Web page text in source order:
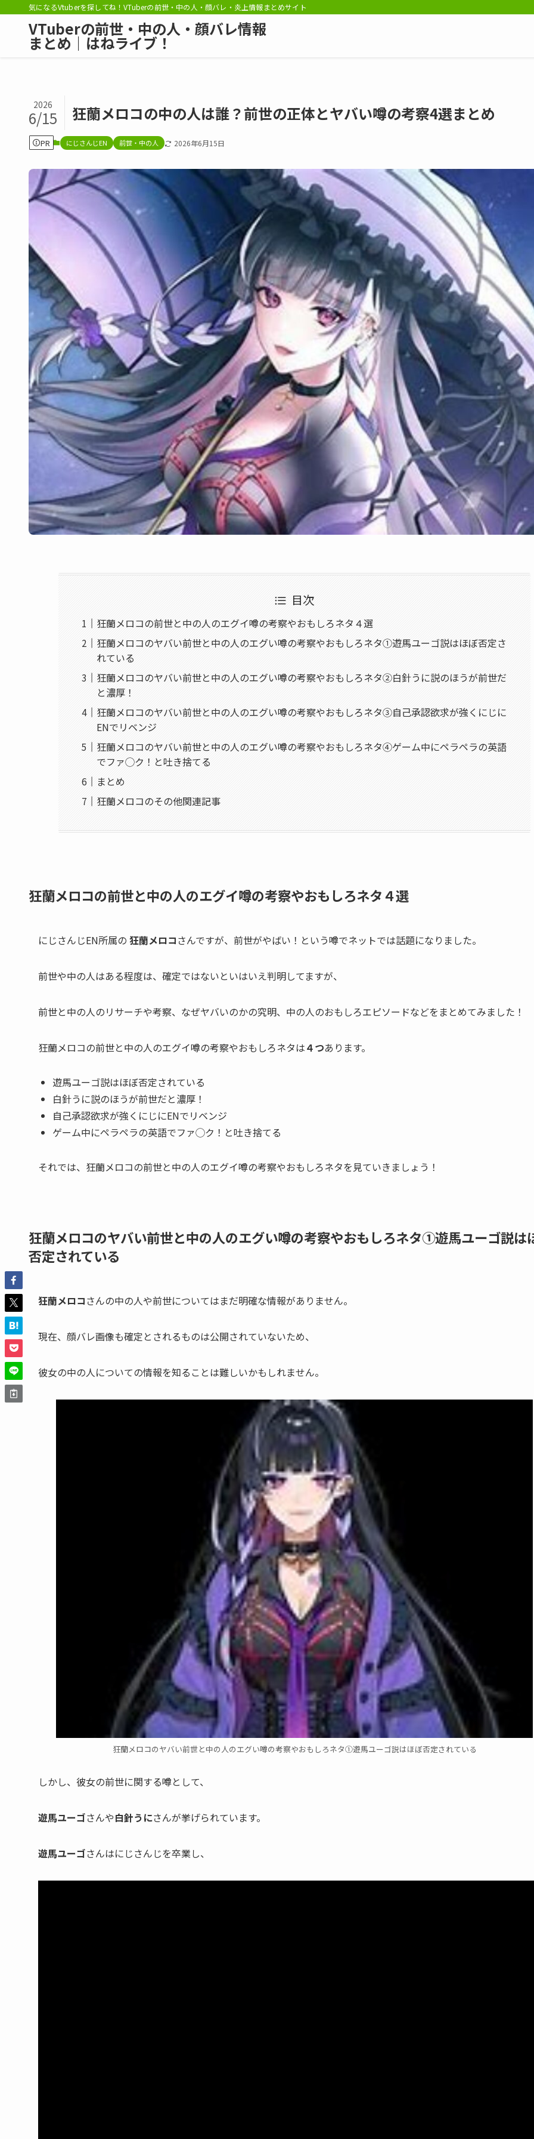
気になるVtuberを探してね！VTuberの前世・中の人・顔バレ・炎上情報まとめサイト
VTuberの前世・中の人・顔バレ情報
まとめ｜はねライブ！
狂蘭メロコの中の人は誰？前世の正体とヤバい噂の考察4選まとめ
2026
6/15
PR にじさんじEN 前世・中の人 2026年6月15日
目次
狂蘭メロコの前世と中の人のエグイ噂の考察やおもしろネタ４選
狂蘭メロコのヤバい前世と中の人のエグい噂の考察やおもしろネタ①遊馬ユーゴ説はほぼ否定さ
れている
狂蘭メロコのヤバい前世と中の人のエグい噂の考察やおもしろネタ②白針うに説のほうが前世だ
と濃厚！
狂蘭メロコのヤバい前世と中の人のエグい噂の考察やおもしろネタ③自己承認欲求が強くにじに
ENでリベンジ
狂蘭メロコのヤバい前世と中の人のエグい噂の考察やおもしろネタ④ゲーム中にペラペラの英語
でファ◯ク！と吐き捨てる
まとめ
狂蘭メロコのその他関連記事
狂蘭メロコの前世と中の人のエグイ噂の考察やおもしろネタ４選
にじさんじEN所属の 狂蘭メロコさんですが、 前世がやばい！ という噂でネットでは話題になりました。
前世や中の人はある程度は、確定ではないといはいえ判明してますが、
前世と中の人のリサーチや考察、なぜヤバいのかの究明、中の人のおもしろエピソードなどをまとめてみました！
狂蘭メロコの前世と中の人のエグイ噂の考察やおもしろネタは４つあります。
遊馬ユーゴ説はほぼ否定されている
白針うに説のほうが前世だと濃厚！
自己承認欲求が強くにじにENでリベンジ
ゲーム中にペラペラの英語でファ◯ク！と吐き捨てる
それでは、狂蘭メロコの前世と中の人のエグイ噂の考察やおもしろネタを見ていきましょう！
狂蘭メロコのヤバい前世と中の人のエグい噂の考察やおもしろネタ①遊馬ユーゴ説は
否定されている
狂蘭メロコさんの中の人や前世についてはまだ明確な情報がありません。
現在、 顔バレ画像も確定とされるものは公開されていないため、
彼女の中の人についての情報を知ることは難しいかもしれません。
狂蘭メロコのヤバい前世と中の人のエグい噂の考察やおもしろネタ①遊馬ユーゴ説はほぼ否定されている
しかし、彼女の前世に関する噂として、
遊馬ユーゴさんや白針うにさんが挙げられています。
遊馬ユーゴさんはにじさんじを卒業し、